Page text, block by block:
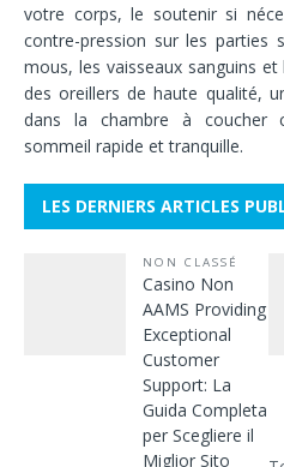
votre corps, le soutenir si
contre-pression sur les parties
mous, les vaisseaux sanguins
des oreillers de haute qualité,
dans la chambre à coucher
sommeil rapide et tranquille.
LES DERNIERS ARTICLES
NON CLASSÉ
Casino Non
AAMS Providing
Exceptional
Customer
Support: La
Guida Completa
per Scegliere il
Miglior Sito